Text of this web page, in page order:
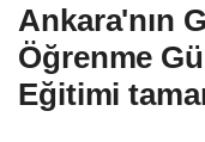
Ankara'nın
Öğrenme
Eğitimi